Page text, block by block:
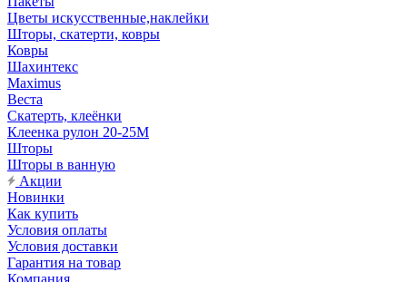
Цветы искусственные,наклейки
Шторы, скатерти, ковры
Ковры
Шахинтекс
Maximus
Веста
Скатерть, клеёнки
Клеенка рулон 20-25М
Шторы
Шторы в ванную
Акции
Новинки
Как купить
Условия оплаты
Условия доставки
Гарантия на товар
Компания